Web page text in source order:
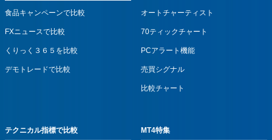
食品キャンペーンで比較
FXニュースで比較
くりっく３６５を比較
デモトレードで比較
オートチャーティスト
70ティックチャート
PCアラート機能
売買シグナル
比較チャート
テクニカル指標で比較 MT4特集